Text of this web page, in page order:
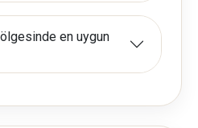
en uygun